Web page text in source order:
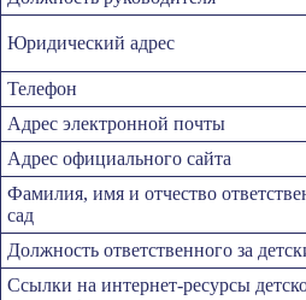
Юридический адрес
Телефон
Адрес электронной почты
Адрес официального сайта
Фамилия, имя и отчество
сад
Должность ответственного за
Ссылки на интернет-ресурсы